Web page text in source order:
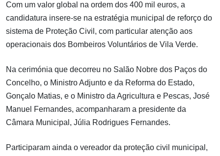
Com um valor global na ordem dos 400 mil euros, a
candidatura insere-se na estratégia municipal de reforço do
sistema de Proteção Civil, com particular atenção aos
operacionais dos Bombeiros Voluntários de Vila Verde.
Na cerimónia que decorreu no Salão Nobre dos Paços do
Concelho, o Ministro Adjunto e da Reforma do Estado,
Gonçalo Matias, e o Ministro da Agricultura e Pescas, José
Manuel Fernandes, acompanharam a presidente da
Câmara Municipal, Júlia Rodrigues Fernandes.
Participaram ainda o vereador da proteção civil municipal,